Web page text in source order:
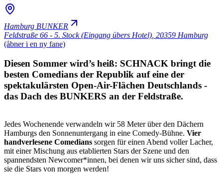
Hamburg BUNKER
Feldstraße 66 - 5. Stock (Eingang übers Hotel) 20359 Hamburg
(åbner i en ny fane)
Diesen Sommer wird’s heiß: SCHNACK bringt die
besten Comedians der Republik auf eine der
spektakulärsten Open-Air-Flächen Deutschlands -
das Dach des BUNKERS an der Feldstraße.
Jedes Wochenende verwandeln wir 58 Meter über den Dächern
Hamburgs den Sonnenuntergang in eine Comedy-Bühne. Vier
handverlesene Comedians sorgen für einen Abend voller Lacher,
mit einer Mischung aus etablierten Stars der Szene und den
spannendsten Newcomer*innen, bei denen wir uns sicher sind, dass
sie die Stars von morgen werden!